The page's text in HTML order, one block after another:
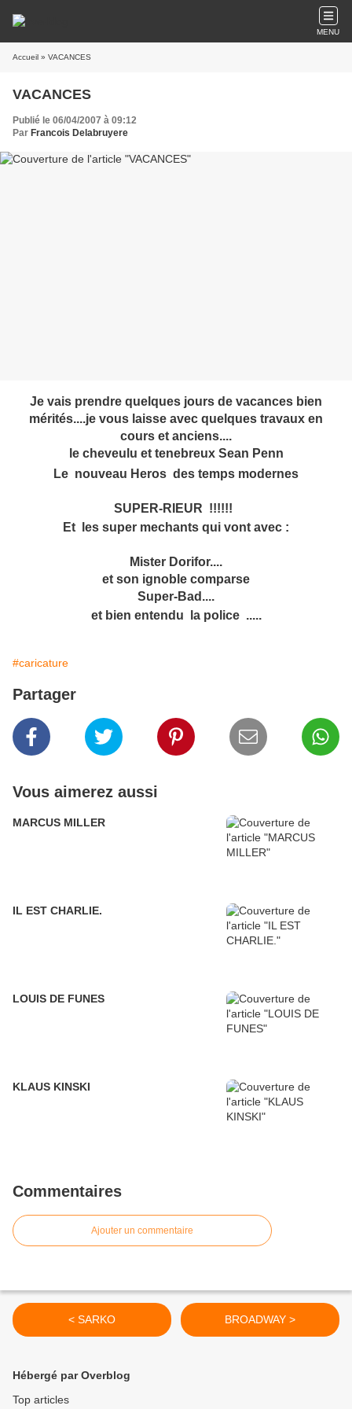
MENU
Accueil » VACANCES
VACANCES
Publié le 06/04/2007 à 09:12
Par Francois Delabruyere
Je vais prendre quelques jours de vacances bien
mérités....je vous laisse avec quelques travaux en
cours et anciens....
le cheveulu et tenebreux Sean Penn
Le nouveau Heros des temps modernes
SUPER-RIEUR !!!!!!
Et les super mechants qui vont avec :
Mister Dorifor....
et son ignoble comparse
Super-Bad....
et bien entendu la police .....
#caricature
Partager
Vous aimerez aussi
MARCUS MILLER
IL EST CHARLIE.
LOUIS DE FUNES
KLAUS KINSKI
Commentaires
Ajouter un commentaire
< SARKO BROADWAY >
Hébergé par Overblog
Top articles